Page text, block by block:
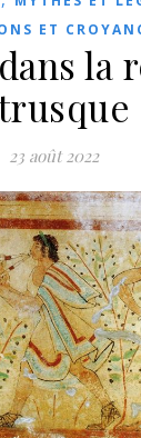
ET
la
23 août 2022